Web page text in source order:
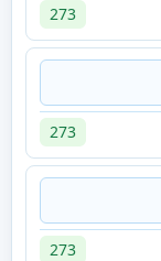
273
273
273